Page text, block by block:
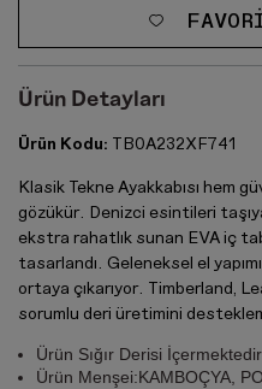
Ürün Detayları
Ürün Kodu: TB0A232XF741
Klasik Tekne Ayakkabısı hem
gözükür. Denizci esintileri
ekstra rahatlık sunan EVA iç
tasarlandı. Geleneksel el
ortaya çıkarıyor. Timberland,
sorumlu deri üretimini
Ürün Sığır Derisi İçermektedir
Ürün Menşei:KAMBOÇYA,